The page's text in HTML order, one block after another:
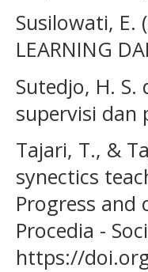
Susilowati, E.
LEARNING
Sutedjo, H.
supervisi dan
Tajari, T., &
synectics
Progress and
Procedia -
https://